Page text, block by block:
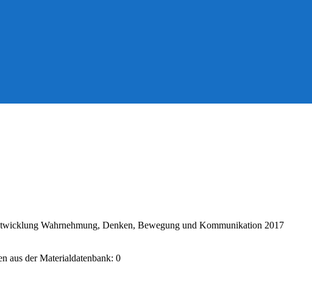
Wahrnehmung, Denken, Bewegung und Kommunikation 2017
aus der Materialdatenbank: 0